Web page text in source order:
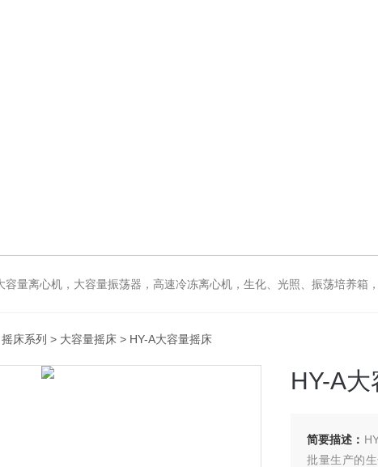
，高速冷冻离心机，生化、光照、振荡培养箱，磁力搅拌器，电动搅拌器，大功率电动搅拌器，强力恒速电动搅拌器，水浴锅，油浴锅，油浴，石英亚沸蒸馏水器，
摇床系列 > 大容量摇床 > HY-A大容量摇床
HY-A
简要描述：
批量生产的